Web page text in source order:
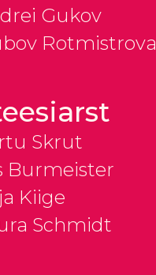
Gukov
Rotmistrova
Skrut
Burmeister
Kiige
Schmidt